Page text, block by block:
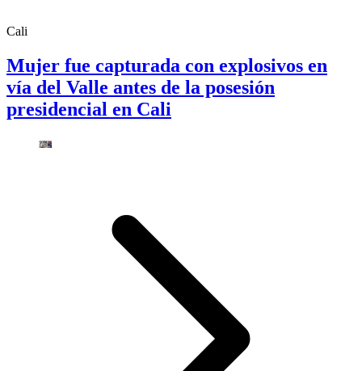
Cali
Mujer fue capturada con explosivos en
vía del Valle antes de la posesión
presidencial en Cali